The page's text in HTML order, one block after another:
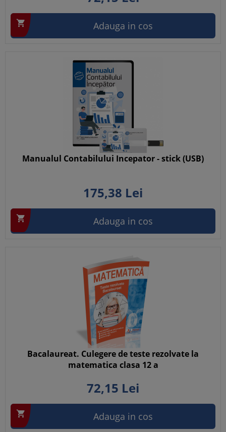
 Adauga in cos
Manualul Contabilului Incepator - stick (USB)
175,38 Lei
 Adauga in cos
Bacalaureat. Culegere de teste rezolvate la
matematica clasa 12 a
72,15 Lei
 Adauga in cos